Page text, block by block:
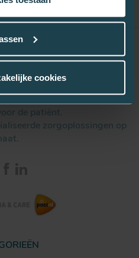
cookies
bij het leveren van op
en betere
de patiënt.
zorgoplossingen op